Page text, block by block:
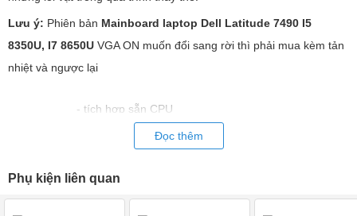
Lưu ý: Phiên bản Mainboard laptop Dell Latitude 7490 I5
8350U, I7 8650U VGA ON muốn đổi sang rời thì phải mua kèm tản
nhiệt và ngược lại
- tích hợp sẵn CPU
- Hỗ trợ Dell Latitude 7490 I5 8350U, I7 8650U
DDR4
Đọc thêm
Phụ kiện liên quan